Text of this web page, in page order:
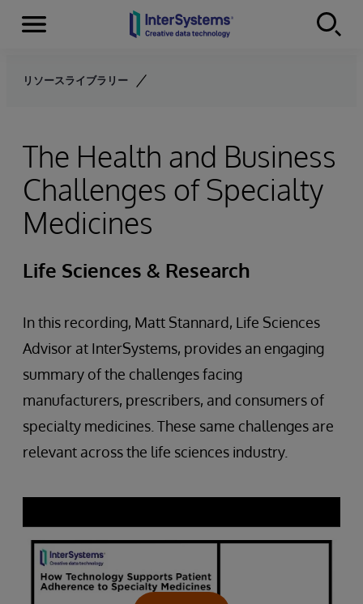
Skip to content
Menu
リソースライブラリー
The Health and Business
Challenges of Specialty
Medicines
Life Sciences & Research
In this recording, Matt Stannard, Life Sciences
Advisor at InterSystems, provides an engaging
summary of the challenges facing
manufacturers, prescribers, and consumers of
specialty medicines. These same challenges are
relevant across the life sciences industry.